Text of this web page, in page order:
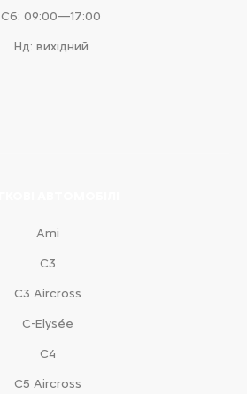
Сб: 09:00—17:00
Нд: вихідний
Ami
С3
С3 Aircross
C-Elysée
С4
С5 Aircross